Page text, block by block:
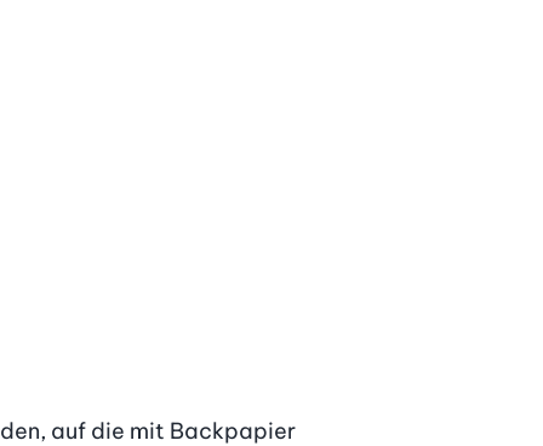
auf die mit Backpapier